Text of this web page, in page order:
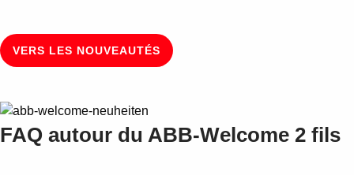
VERS LES NOUVEAUTÉS
FAQ autour du ABB-Welcome 2 fils